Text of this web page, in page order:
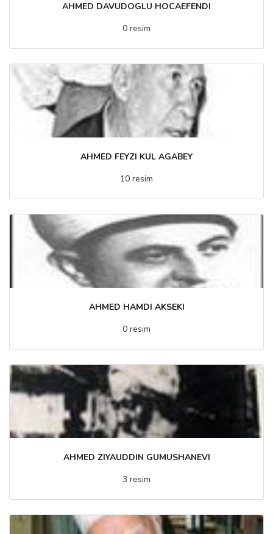
AHMED DAVUDOGLU HOCAEFENDI
0 resim
AHMED FEYZI KUL AGABEY
10 resim
AHMED HAMDI AKSEKI
0 resim
AHMED ZIYAUDDIN GUMUSHANEVI
3 resim